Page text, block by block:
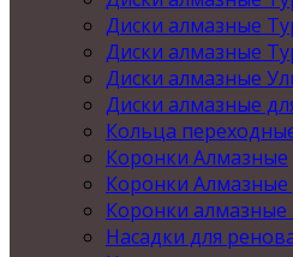
Диски алмазные
Диски алмазные
Диски алмазные
Диски алмазные
Кольца
Коронки Алмазные
Коронки
Коронки алмазные
Насадки для